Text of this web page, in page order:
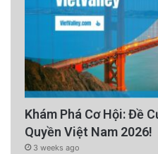
Khám Phá Cơ Hội: Đề
Quyền Việt Nam 2026!
3 weeks ago